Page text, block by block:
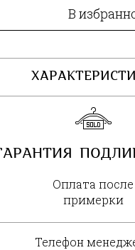
В
ГАРАНТИЯ
Оплата после
примерки
Телефон